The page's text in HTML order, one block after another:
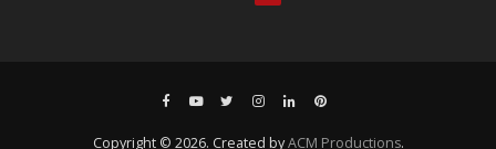
Copyright © 2026. Created byACM Productions.